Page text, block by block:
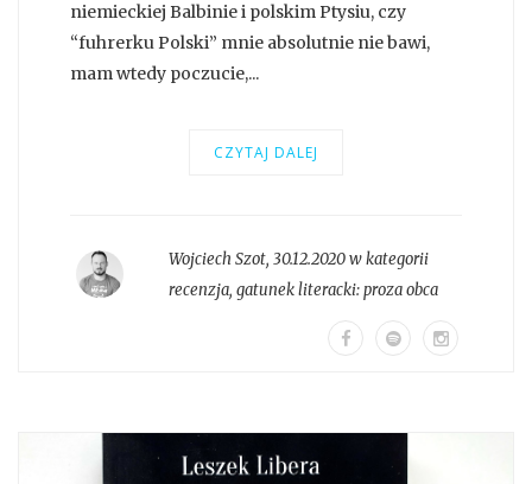
niemieckiej Balbinie i polskim Ptysiu, czy
“fuhrerku Polski” mnie absolutnie nie bawi,
mam wtedy poczucie,...
CZYTAJ DALEJ
Wojciech Szot, 30.12.2020 w kategorii
recenzja, gatunek literacki:proza obca